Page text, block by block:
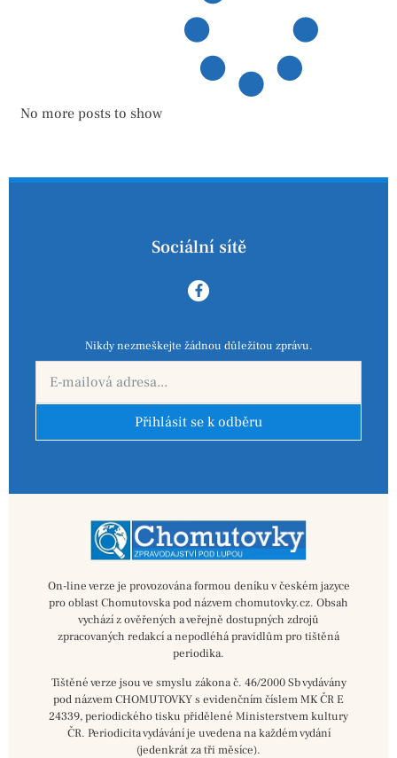
No more posts to show
Sociální sítě
Nikdy nezmeškejte žádnou důležitou zprávu.
Přihlásit se k odběru
On-line verze je provozována formou deníku v českém jazyce
pro oblast Chomutovska pod názvem chomutovky.cz. Obsah
vychází z ověřených a veřejně dostupných zdrojů
zpracovaných redakcí a nepodléhá pravidlům pro tištěná
periodika.
Tištěné verze jsou ve smyslu zákona č. 46/2000 Sb vydávány
pod názvem CHOMUTOVKY s evidenčním číslem MK ČR E
24339, periodického tisku přidělené Ministerstvem kultury
ČR. Periodicita vydávání je uvedena na každém vydání
(jedenkrát za tři měsíce).